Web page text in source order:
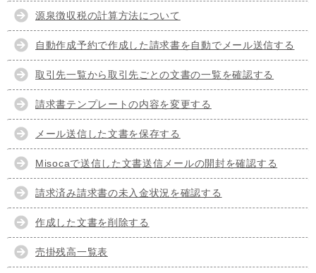
源泉徴収税の計算方法について
自動作成予約で作成した請求書を自動でメール送信する
取引先一覧から取引先ごとの文書の一覧を確認する
請求書テンプレートの内容を変更する
メール送信した文書を保存する
Misocaで送信した文書送信メールの開封を確認する
請求済み請求書の未入金状況を確認する
作成した文書を削除する
売掛残高一覧表